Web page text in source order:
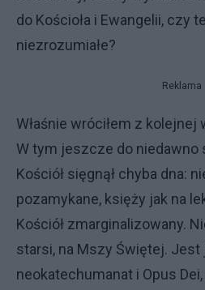
do Kościoła i Ewangelii, czy
niezrozumiałe?
Reklama
Właśnie wróciłem z
W tym jeszcze do niedawno
Kościół sięgnął chyba dna:
pozamykane, księży jak na
Kościół zmarginalizowany.
starsi, na Mszy Świętej.
neokatechumanat i Opus